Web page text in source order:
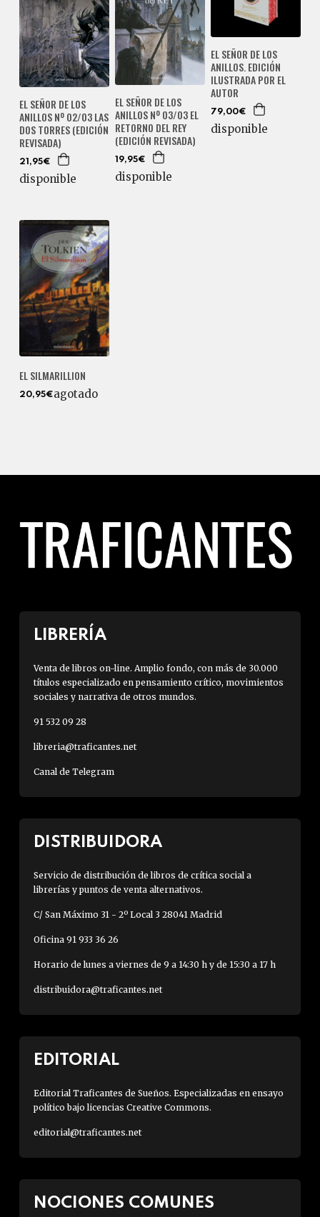
EL SEÑOR DE LOS
ANILLOS Nº 02/03 LAS
DOS TORRES (EDICIÓN
REVISADA)
21,95€
disponible
EL SEÑOR DE LOS
ANILLOS Nº 03/03 EL
RETORNO DEL REY
(EDICIÓN REVISADA)
19,95€
disponible
EL SEÑOR DE LOS
ANILLOS. EDICIÓN
ILUSTRADA POR EL
AUTOR
79,00€
disponible
EL SILMARILLION
20,95€agotado
LIBRERÍA
Venta de libros on-line. Amplio fondo, con más de 30.000
títulos especializado en pensamiento crítico, movimientos
sociales y narrativa de otros mundos.
91 532 09 28
libreria@traficantes.net
Canal de Telegram
DISTRIBUIDORA
Servicio de distribución de libros de crítica social a
librerías y puntos de venta alternativos.
C/ San Máximo 31 - 2º Local 3 28041 Madrid
Oficina 91 933 36 26
Horario de lunes a viernes de 9 a 14:30 h y de 15:30 a 17 h
distribuidora@traficantes.net
EDITORIAL
Editorial Traficantes de Sueños. Especializadas en ensayo
político bajo licencias Creative Commons.
editorial@traficantes.net
NOCIONES COMUNES